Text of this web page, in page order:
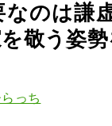
なのは
敬う姿勢
っち